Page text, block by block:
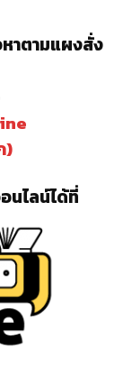
าตามแผงสั่ง
)
นไลน์ได้ที่